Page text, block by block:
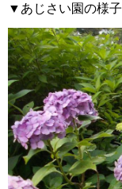
▼あじさい園の様子